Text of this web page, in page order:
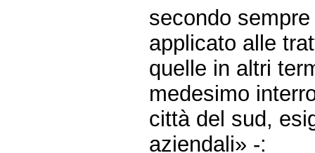
secondo
applicato alle
quelle in altri
medesimo
città del sud,
aziendali» -: